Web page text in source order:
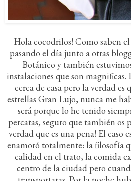
Hola cocodrilos! Como saben el
pasando el día junto a otras
Botánico y también
instalaciones que son
cerca de casa pero la verdad es
estrellas Gran Lujo, nunca me
será porque lo he tenido
percatas, seguro que también os
verdad que es una pena! El caso
enamoró totalmente: la filosofía
calidad en el trato, la comida
centro de la ciudad pero